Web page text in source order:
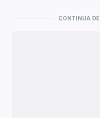
CONTINUA